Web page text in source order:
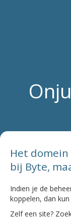
Het
bij Byte,
Indien je de
koppelen, dan
Zelf een site?